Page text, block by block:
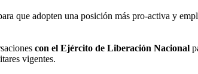
que adopten una posición más pro-activa y
con el Ejército de Liberación Nacional
vigentes.